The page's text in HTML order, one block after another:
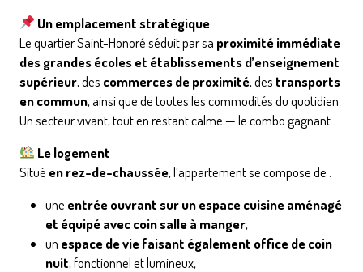
Un emplacement stratégique
Le quartier Saint-Honoré séduit par sa proximité immédiate
des grandes écoles et établissements d’enseignement
supérieur, des commerces de proximité, des transports
en commun, ainsi que de toutes les commodités du quotidien.
Un secteur vivant, tout en restant calme — le combo gagnant.
Le logement
Situé en rez-de-chaussée, l’appartement se compose de :
une entrée ouvrant sur un espace cuisine aménagé
et équipé avec coin salle à manger,
un espace de vie faisant également office de coin
nuit, fonctionnel et lumineux,